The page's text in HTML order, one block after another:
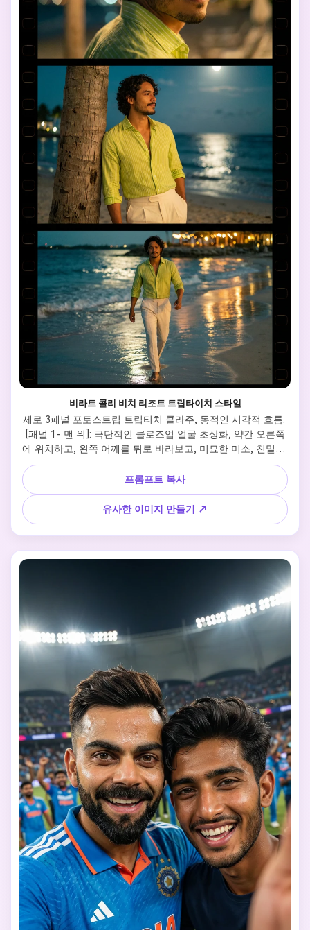
비라트 콜리 비치 리조트 트립타이치 스타일
세로 3패널 포토스트립 트립티치 콜라주, 동적인 시각적 흐름.
[패널 1- 맨 위]: 극단적인 클로즈업 얼굴 초상화, 약간 오른쪽
에 위치하고, 왼쪽 어깨를 뒤로 바라보고, 미묘한 미소, 친밀한
분위기. [패널 2- 맨 위]: 중간 반신 촬영, 주체는 프레임 왼쪽에
위치하고, 팜나무나 난간에 마음대로 기대고, 오른쪽으로 바라
보고, 편안한 자세. [패널 3- 맨 위]: 전신 걷기 촬영, 주체는 중
심을 가지고 있지만 카메라를 향해 대각선으로 걷고, 활기찬
움직임. 전체 장면: 우아한 캐주얼 야간 해변 휴가 사진 촬영.
의상: 라임 그린 수직 줄무늬 슬림한 버튼 다운 셔츠, 소매 감싸
기, 하이 웨이스트 크림 맞춤형 바지. 분위기: 호화로운 리조트
러운 바람. 스타일: 융통성 있는 영화 필름 스트립, 다양한 각도
와 작물이 지그자그 시각적 리듬을 만들고, 사실적, 초상세한,
8k, 라이카 m10 미학, 영화 청색 라임 색상 등급을 만든다.
프롬프트 복사
유사한 이미지 만들기 ↗